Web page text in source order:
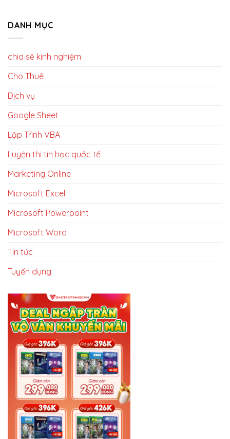
DANH MỤC
chia sẽ kinh nghiệm
Cho Thuê
Dịch vụ
Google Sheet
Lập Trình VBA
Luyện thi tin học quốc tế
Marketing Online
Microsoft Excel
Microsoft Powerpoint
Microsoft Word
Tin tức
Tuyển dụng